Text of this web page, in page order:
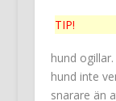
TIP!
hund
hund inte
snarare än